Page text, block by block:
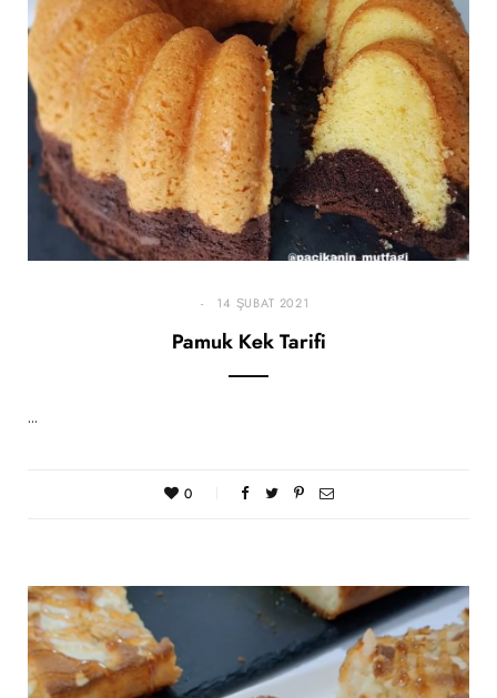
14 ŞUBAT 2021
Pamuk Kek Tarifi
…
0